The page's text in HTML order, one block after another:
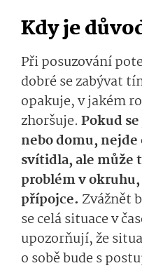
Kdy je
Při posuzování
dobré se zabývat
opakuje, v jakém
zhoršuje. Pokud
nebo domu,
svítidla, ale může
problém v
přípojce. Zvážnět
se celá situace v
upozorňují, že
o sobě bude s